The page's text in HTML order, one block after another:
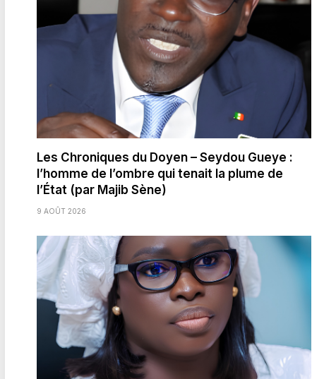
Les Chroniques du Doyen – Seydou Gueye :
l’homme de l’ombre qui tenait la plume de
l’État (par Majib Sène)
9 AOÛT 2026